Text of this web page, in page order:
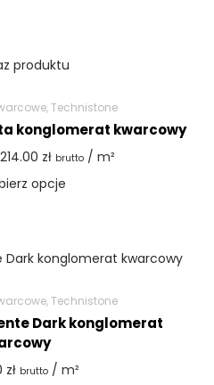
,Technistone
konglomerat kwarcowy
zł brutto/ m²
opcje
,Technistone
Dark konglomerat
zł brutto/ m²